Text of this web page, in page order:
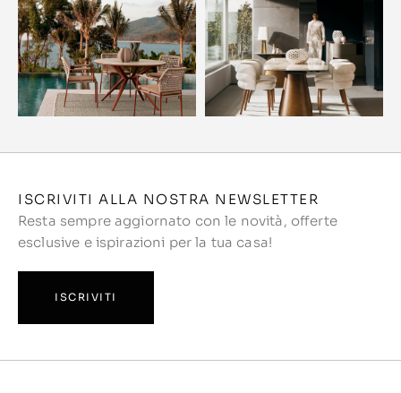
ISCRIVITI ALLA NOSTRA NEWSLETTER
Resta sempre aggiornato con le novità, offerte
esclusive e ispirazioni per la tua casa!
ISCRIVITI